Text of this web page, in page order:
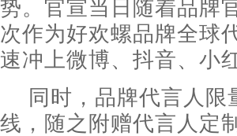
势。官宣当日随着品牌
次作为好欢螺品牌全球
速冲上微博、抖音、小
同时，品牌代言人限
线，随之附赠代言人定